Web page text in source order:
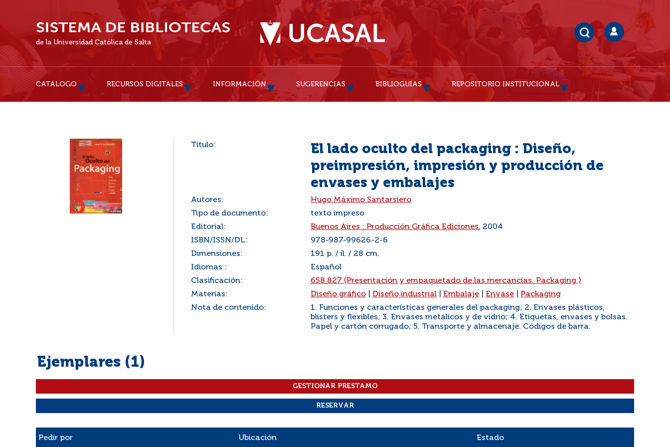
de la Universidad Católica de Salta
CATÁLOGO RECURSOS DIGITALES INFORMACIÓN SUGERENCIAS BIBLIOGUÍAS REPOSITORIO INSTITUCIONAL
Título:
El lado oculto del packaging : Diseño,
preimpresión, impresión y producción de
envases y embalajes
Autores:
Hugo Máximo Santarsiero
Tipo de documento:
texto impreso
Editorial:
Buenos Aires : Producción Gráfica Ediciones, 2004
ISBN/ISSN/DL:
978-987-99626-2-6
Dimensiones:
191 p. / il. / 28 cm.
Idiomas :
Español
Clasificación:
658.827 (Presentación y empaquetado de las mercancías. Packaging )
Materias:
Diseño gráfico Diseño industrial Embalaje Envase
Packaging
Nota de contenido:
1. Funciones y características generales del packaging; 2. Envases plásticos,
blisters y flexibles; 3. Envases metálicos y de vidrio; 4. Etiquetas, envases y bolsas.
Papel y cartón corrugado; 5. Transporte y almacenaje. Códigos de barra.
Ejemplares (1)
Pedir por Ubicación Estado